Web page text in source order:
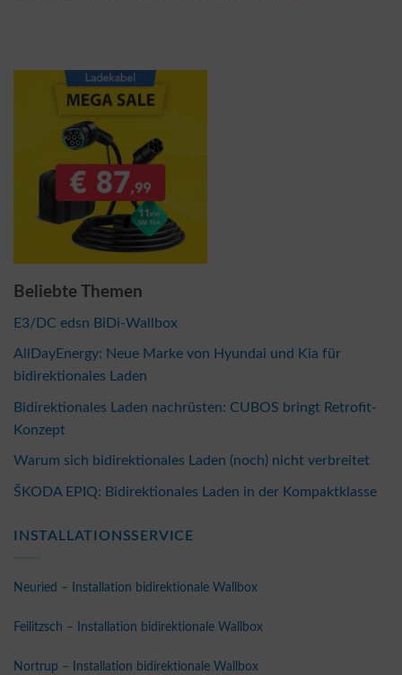
Beliebte Themen
E3/DC edsn BiDi-Wallbox
AllDayEnergy: Neue Marke von Hyundai und Kia für
bidirektionales Laden
Bidirektionales Laden nachrüsten: CUBOS bringt Retrofit-
Konzept
Warum sich bidirektionales Laden (noch) nicht verbreitet
ŠKODA EPIQ: Bidirektionales Laden in der Kompaktklasse
INSTALLATIONSSERVICE
Neuried – Installation bidirektionale Wallbox
Feilitzsch – Installation bidirektionale Wallbox
Nortrup – Installation bidirektionale Wallbox